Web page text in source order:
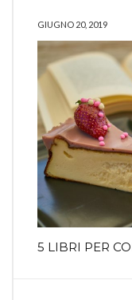
GIUGNO 20, 2019
5 LIBRI PER